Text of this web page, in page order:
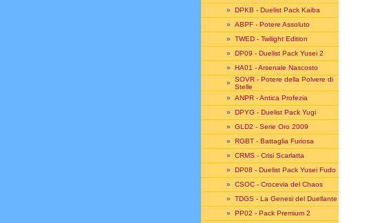
» DPKB - Duelist Pack Kaiba
» ABPF - Potere Assoluto
» TWED - Twilight Edition
» DP09 - Duelist Pack Yusei 2
» HA01 - Arsenale Nascosto
» SOVR - Potere della Polvere di
Stelle
» ANPR - Antica Profezia
» DPYG - Duelist Pack Yugi
» GLD2 - Serie Oro 2009
» RGBT - Battaglia Furiosa
» CRMS - Crisi Scarlatta
» DP08 - Duelist Pack Yusei Fudo
» CSOC - Crocevia del Chaos
» TDGS - La Genesi del Duellante
» PP02 - Pack Premium 2